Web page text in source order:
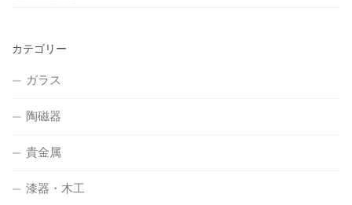
カテゴリー
ガラス
陶磁器
貴金属
漆器・木工